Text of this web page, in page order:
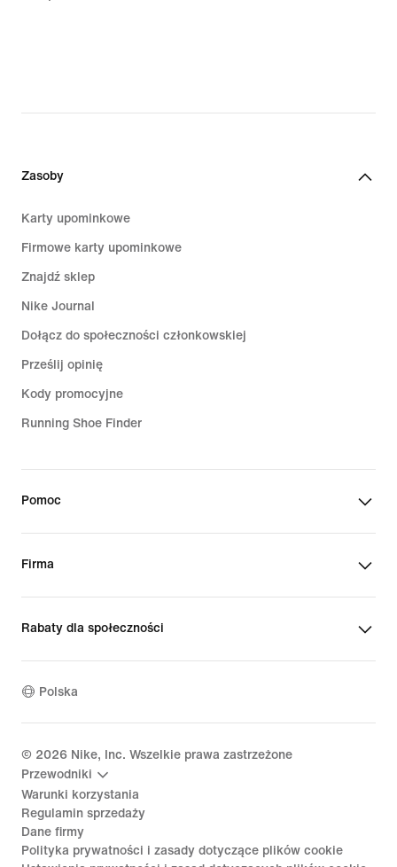
Zasoby
Karty upominkowe
Firmowe karty upominkowe
Znajdź sklep
Nike Journal
Dołącz do społeczności członkowskiej
Prześlij opinię
Kody promocyjne
Running Shoe Finder
Pomoc
Firma
Rabaty dla społeczności
Polska
© 2026 Nike, Inc. Wszelkie prawa zastrzeżone
Przewodniki
Warunki korzystania
Regulamin sprzedaży
Dane firmy
Polityka prywatności i zasady dotyczące plików cookie